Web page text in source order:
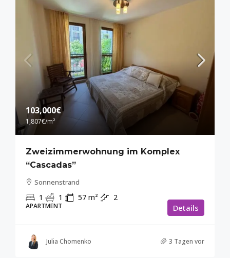
103,000€
1,807€/m²
Zweizimmerwohnung im Komplex
“Cascadas”
Sonnenstrand
1 1 57 m² 2
APARTMENT Details
Julia Chomenko 3 Tagen vor